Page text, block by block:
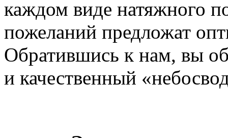
каждом виде натяжного
пожеланий предложат
Обратившись к нам, вы
и качественный